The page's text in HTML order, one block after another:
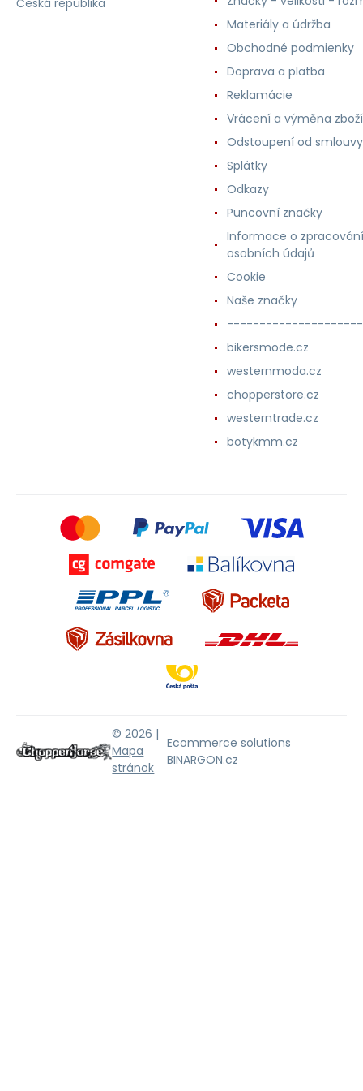
Materiály a údržba
Obchodné podmienky
Doprava a platba
Reklamácie
Vrácení a výměna zboží
Odstoupení od smlouvy
Splátky
Odkazy
Puncovní značky
Informace o zpracování
osobních údajů
Cookie
Naše značky
bikersmode.cz
westernmoda.cz
chopperstore.cz
westerntrade.cz
botykmm.cz
© 2026 |
Mapa
stránok
Ecommerce solutions
BINARGON.cz